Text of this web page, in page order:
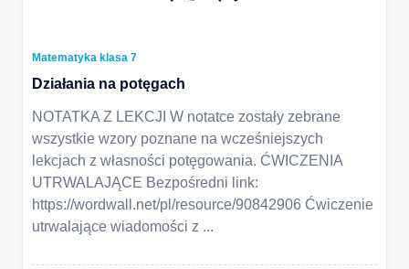
Matematyka klasa 7
Działania na potęgach
NOTATKA Z LEKCJI W notatce zostały zebrane
wszystkie wzory poznane na wcześniejszych
lekcjach z własności potęgowania. ĆWICZENIA
UTRWALAJĄCE Bezpośredni link:
https://wordwall.net/pl/resource/90842906 Ćwiczenie
utrwalające wiadomości z ...